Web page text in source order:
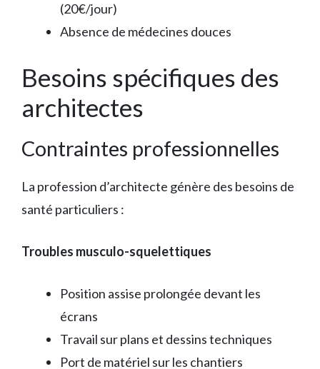
(20€/jour)
Absence de médecines douces
Besoins spécifiques des
architectes
Contraintes professionnelles
La profession d’architecte génère des besoins de
santé particuliers :
Troubles musculo-squelettiques
Position assise prolongée devant les
écrans
Travail sur plans et dessins techniques
Port de matériel sur les chantiers